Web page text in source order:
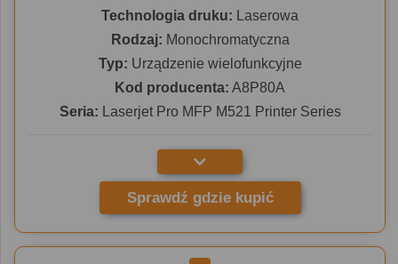
Technologia druku: Laserowa
Rodzaj: Monochromatyczna
Typ: Urządzenie wielofunkcyjne
Kod producenta: A8P80A
Seria: Laserjet Pro MFP M521 Printer Series
Sprawdź gdzie kupić